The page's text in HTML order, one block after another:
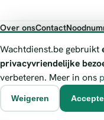
Over onsContact
Wachtdienst.be toont
Bij levensgevaar bel je
wachtregeling bij de
© 2026 Wachtdienst.be
Wachtdienst.be gebruikt
privacyvriendelijke
verbeteren. Meer in ons
Weigeren